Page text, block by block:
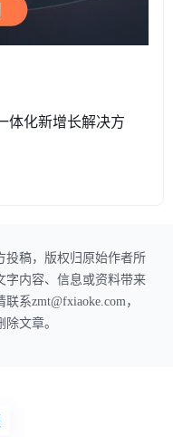
体化新增长解决方
投稿，版权归原始作者所
字内容、信息或资料带来
系zmt@fxiaoke.com，
文章。